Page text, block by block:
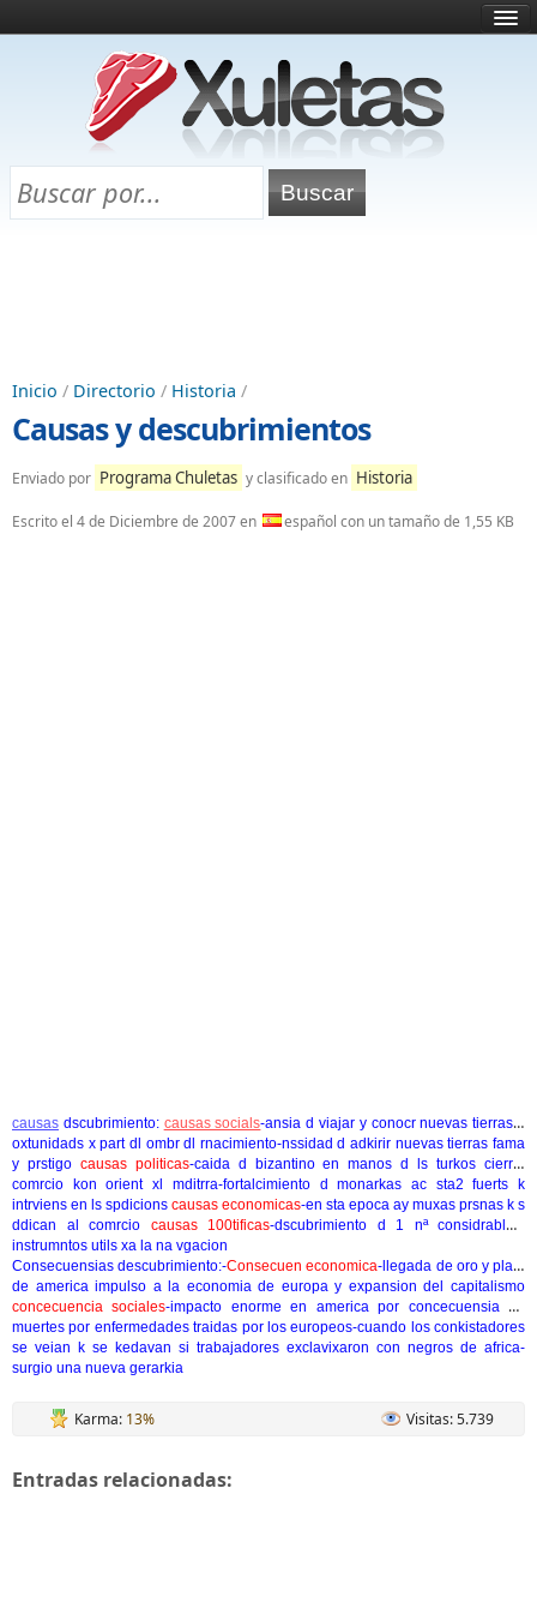
¿Qué es esto?
Directorio
Chuletas para exámenes
Inicio / Directorio / Historia /
Causas y descubrimientos
Enviado por Programa Chuletas y clasificado en Historia
Escrito el 4 de Diciembre de 2007en español con un tamaño de 1,55 KB
causas dscubrimiento: causas socials-ansia d viajar y conocr nuevas tierras y
oxtunidads x part dl ombr dl rnacimiento-nssidad d adkirir nuevas tierras fama
y prstigo causas politicas-caida d bizantino en manos d ls turkos cierral
comrcio kon orient xl mditrra-fortalcimiento d monarkas ac sta2 fuerts k
intrviens en ls spdicions causas economicas-en sta epoca ay muxas prsnas k s
ddican al comrcio causas 100tificas-dscubrimiento d 1 nª considrabl d
instrumntos utils xa la na vgacion
Consecuensias descubrimiento:-Consecuen economica-llegada de oro y plata
de america impulso a la economia de europa y expansion del capitalismo
concecuencia sociales-impacto enorme en america por concecuensia de
muertes por enfermedades traidas por los europeos-cuando los conkistadores
se veian k se kedavan si trabajadores exclavixaron con negros de africa-
surgio una nueva gerarkia
Karma: 13% Visitas: 5.739
Entradas relacionadas: